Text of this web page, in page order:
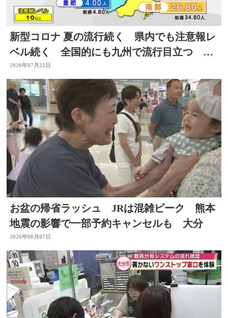
新型コロナ 夏の流行続く 県内でも注意報レ
ベル続く 全国的にも九州で流行目立つ 大
分
2026年07月22日
お盆の帰省ラッシュ JRは混雑ピーク 熊本
地震の影響で一部予約キャンセルも 大分
2026年08月07日